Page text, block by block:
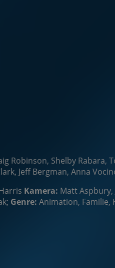
Robinson, Shelby Rabara,
Jeff Bergman, Anna
Kamera: Matt Aspbury,
Genre: Animation, Familie,